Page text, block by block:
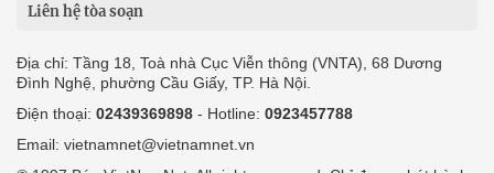
Liên hệ tòa soạn
Địa chỉ: Tầng 18, Toà nhà Cục Viễn thông (VNTA), 68 Dương
Đình Nghệ, phường Cầu Giấy, TP. Hà Nội.
Điện thoại: 02439369898 - Hotline: 0923457788
Email: vietnamnet@vietnamnet.vn